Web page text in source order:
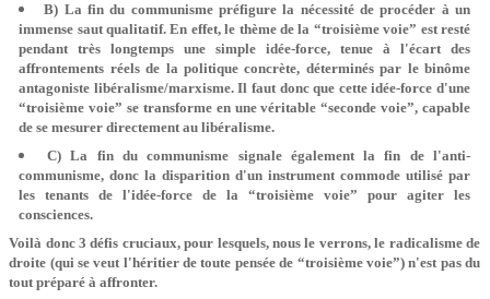
B) La fin du communisme préfigure la nécessité de procéder à un
immense saut qualitatif. En effet, le thème de la “troisième voie” est resté
pendant très longtemps une simple idée-force, tenue à l'écart des
affrontements réels de la politique concrète, déterminés par le binôme
antagoniste libéralisme/marxisme. Il faut donc que cette idée-force d'une
“troisième voie” se transforme en une véritable “seconde voie”, capable
de se mesurer directement au libéralisme.
C) La fin du communisme signale également la fin de l'anti-
communisme, donc la disparition d'un instrument commode utilisé par
les tenants de l'idée-force de la “troisième voie” pour agiter les
consciences.
Voilà donc 3 défis cruciaux, pour lesquels, nous le verrons, le radicalisme de
droite (qui se veut l'héritier de toute pensée de “troisième voie”) n'est pas du
tout préparé à affronter.